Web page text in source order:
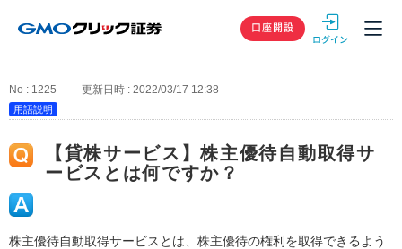
GMOクリック
口座開設
No : 1225 更新日時 : 2022/03/17 12:38
用語説明
【貸株サービス】株主優待自動取得サ
ービスとは何ですか？
株主優待自動取得サービスとは、株主優待の権利を取得できるよう